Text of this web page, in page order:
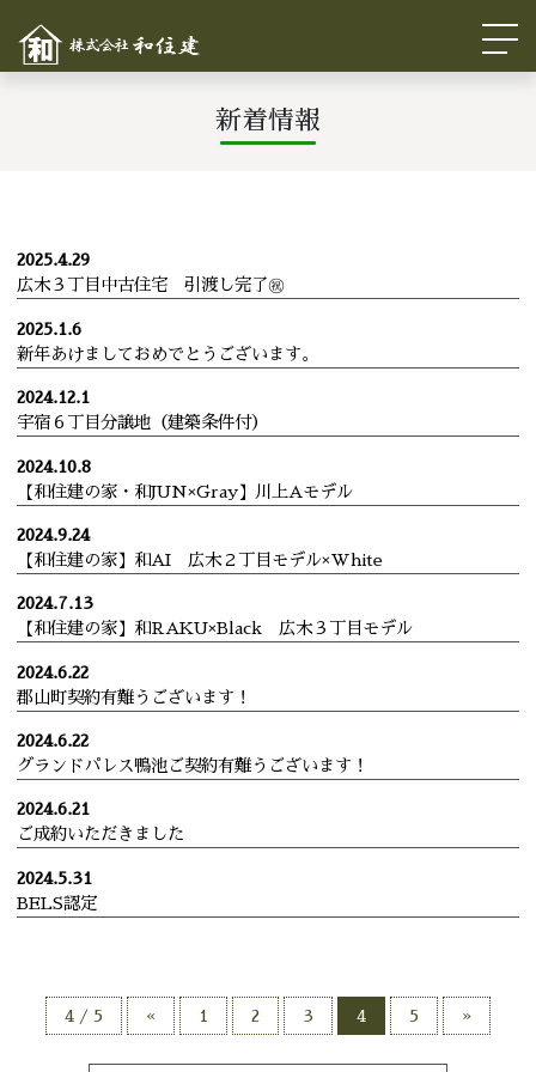
新着情報
2025.4.29
広木３丁目中古住宅 引渡し完了㊗
2025.1.6
新年あけましておめでとうございます。
2024.12.1
宇宿６丁目分譲地（建築条件付）
2024.10.8
【和住建の家・和JUN×Gray】川上Aモデル
2024.9.24
【和住建の家】和AI 広木２丁目モデル×White
2024.7.13
【和住建の家】和RAKU×Black 広木３丁目モデル
2024.6.22
郡山町契約有難うございます！
2024.6.22
グランドパレス鴨池ご契約有難うございます！
2024.6.21
ご成約いただきました
2024.5.31
BELS認定
4 / 5 « 1 2 3 4 5 »